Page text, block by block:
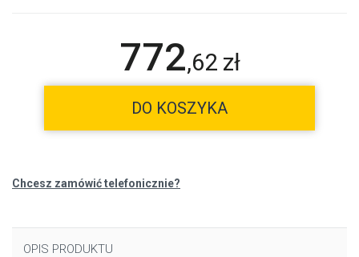
772,62 zł
DO KOSZYKA
Chcesz zamówić telefonicznie?
OPIS PRODUKTU